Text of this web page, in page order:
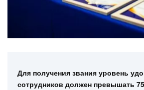
Для получения звания уровень
сотрудников должен превышать